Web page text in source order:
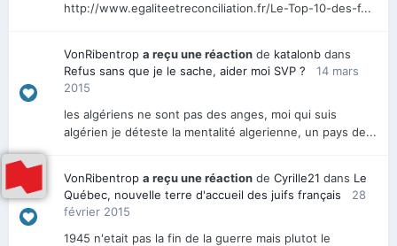
http://www.egaliteetreconciliation.fr/Le-Top-10-des-f...
VonRibentrop a reçu une réaction de katalonb dans
Refus sans que je le sache, aider moi SVP ?
14 mars
2015
les algériens ne sont pas des anges, moi qui suis
algérien je déteste la mentalité algerienne, un pays de...
VonRibentrop a reçu une réaction de Cyrille21 dans Le
Québec, nouvelle terre d'accueil des juifs français
28
février 2015
1945 n'etait pas la fin de la guerre mais plutot le